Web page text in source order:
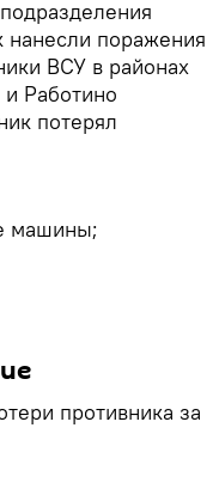
нанесли поражения
ВСУ в районах
Работино
потерял
машины;
противника за